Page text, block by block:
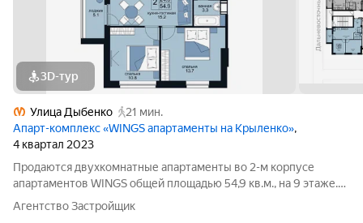
3D-тур
Улица Дыбенко
21 мин.
Апарт-комплекс «WINGS апартаменты на Крыленко»,
4 квартал 2023
Продаются двухкомнатные апартаменты во 2-м корпусе
апартаментов WINGS общей площадью 54,9 кв.м., на 9 этаже.
Приобрести апартамент возможно в ипотеку, в рассрочку со
сроком до 1,5 лет. Комплекс апартаментов "WINGS"
Агентство Застройщик